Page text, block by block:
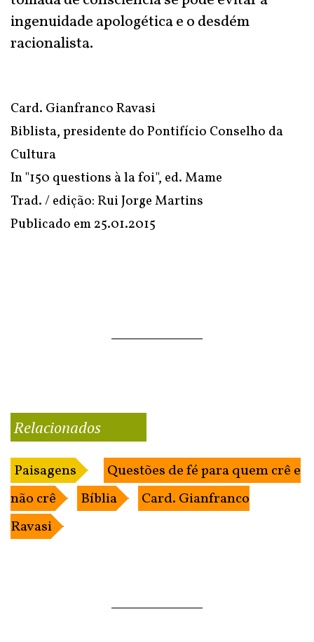
ingenuidade apologética e o desdém
racionalista.
Card. Gianfranco Ravasi
Biblista, presidente do Pontifício Conselho da
Cultura
In "150 questions à la foi", ed. Mame
Trad. / edição: Rui Jorge Martins
Publicado em25.01.2015
Relacionados
Paisagens
Questões de fé para quem crê e
não crê
Bíblia
Card. Gianfranco
Ravasi